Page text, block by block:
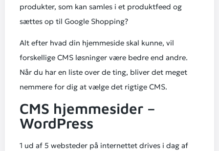
produkter, som kan samles i et produktfeed og
sættes op til Google Shopping?
Alt efter hvad din hjemmeside skal kunne, vil
forskellige CMS løsninger være bedre end andre.
Når du har en liste over de ting, bliver det meget
nemmere for dig at vælge det rigtige CMS.
CMS hjemmesider –
WordPress
1 ud af 5 websteder på internettet drives i dag af